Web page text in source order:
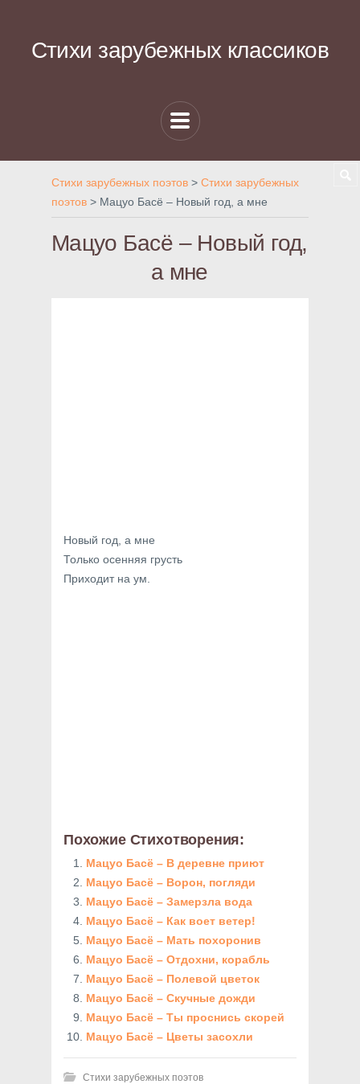
Стихи зарубежных классиков
Стихи зарубежных поэтов > Стихи зарубежных
поэтов > Мацуо Басё – Новый год, а мне
Мацуо Басё – Новый год,
а мне
Новый год, а мне
Только осенняя грусть
Приходит на ум.
Похожие Стихотворения:
Мацуо Басё – В деревне приют
Мацуо Басё – Ворон, погляди
Мацуо Басё – Замерзла вода
Мацуо Басё – Как воет ветер!
Мацуо Басё – Мать похоронив
Мацуо Басё – Отдохни, корабль
Мацуо Басё – Полевой цветок
Мацуо Басё – Скучные дожди
Мацуо Басё – Ты проснись скорей
Мацуо Басё – Цветы засохли
Стихи зарубежных поэтов